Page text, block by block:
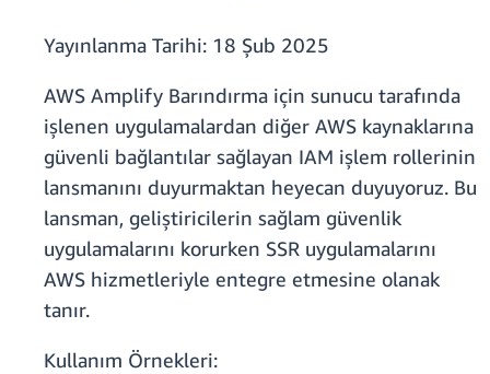
Yayınlanma Tarihi: 18 Şub 2025
AWS Amplify Barındırma için sunucu tarafında
işlenen uygulamalardan diğer AWS kaynaklarına
güvenli bağlantılar sağlayan IAM işlem rollerinin
lansmanını duyurmaktan heyecan duyuyoruz. Bu
lansman, geliştiricilerin sağlam güvenlik
uygulamalarını korurken SSR uygulamalarını
AWS hizmetleriyle entegre etmesine olanak
tanır.
Kullanım Örnekleri: